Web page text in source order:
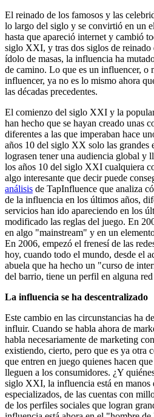
El reinado de los famosos y las
lo largo del siglo y se convirtió en un
hasta que apareció internet y cambió
siglo XXI, y tras dos siglos de
ídolo de masas, la influencia ha
de camino. Lo que es un influencer, o
influencer, ya no es lo mismo ahora
las décadas precedentes.
El comienzo del siglo XXI y la
han hecho que se hayan creado unas
diferentes a las que imperaban hace
años 10 del siglo XX solo las grandes
lograsen tener una audiencia global y
los años 10 del siglo XXI cualquiera
algo interesante que decir puede
análisis de TapInfluence que analiza
de la influencia en los últimos años,
servicios han ido apareciendo en los
modificado las reglas del juego. En
en algo "mainstream" y en un
En 2006, empezó el frenesí de las
hoy, cuando todo el mundo, desde el
abuela que ha hecho un "curso de
del barrio, tiene un perfil en alguna
La influencia se ha descentralizado
Este cambio en las circunstancias ha
influir. Cuando se habla ahora de
habla necesariamente de marketing
existiendo, cierto, pero que es ya otra
que entren en juego quienes hacen
lleguen a los consumidores. ¿Y
siglo XXI, la influencia está en manos
especializados, de las cuentas con
de los perfiles sociales que logran